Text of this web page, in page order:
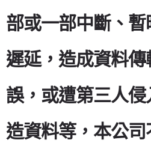
部或一部中斷、暫
遲延，造成資料
誤，或遭第三人
造資料等，本公